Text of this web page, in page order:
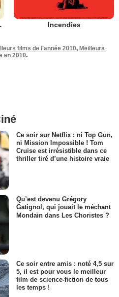
Spivet Incendies
films de l'année 2010, Meilleurs
en 2010.
Ce soir sur Netflix : ni Top Gun,
ni Mission Impossible ! Tom
Cruise est irrésistible dans ce
thriller tiré d’une histoire vraie
Qu’est devenu Grégory
Gatignol, qui jouait le méchant
Mondain dans Les Choristes ?
Ce soir entre amis : noté 4,5 sur
5, il est pour vous le meilleur
film de science-fiction de tous
les temps !